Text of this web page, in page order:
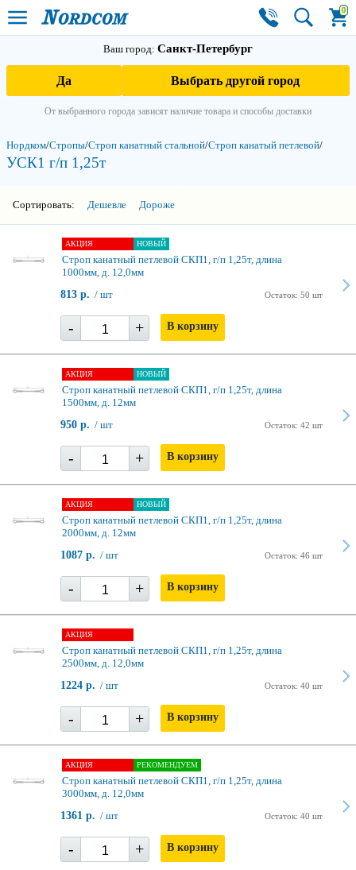
0
Ваш город: Санкт-Петербург
Да Выбрать другой город
От выбранного города зависят наличие товара и способы доставки
Нордком/Стропы/Строп канатный стальной/Строп канатый петлевой/
УСК1 г/п 1,25т
Сортировать: Дешевле Дороже
АКЦИЯ НОВЫЙ
Строп канатный петлевой СКП1, г/п 1,25т, длина
1000мм, д. 12,0мм
Остаток: 50 шт
813 р. / шт
- + В корзину
АКЦИЯ НОВЫЙ
Строп канатный петлевой СКП1, г/п 1,25т, длина
1500мм, д. 12мм
Остаток: 42 шт
950 р. / шт
- + В корзину
АКЦИЯ НОВЫЙ
Строп канатный петлевой СКП1, г/п 1,25т, длина
2000мм, д. 12мм
Остаток: 46 шт
1087 р. / шт
- + В корзину
АКЦИЯ
Строп канатный петлевой СКП1, г/п 1,25т, длина
2500мм, д. 12,0мм
Остаток: 40 шт
1224 р. / шт
- + В корзину
АКЦИЯ РЕКОМЕНДУЕМ
Строп канатный петлевой СКП1, г/п 1,25т, длина
3000мм, д. 12,0мм
Остаток: 40 шт
1361 р. / шт
- + В корзину